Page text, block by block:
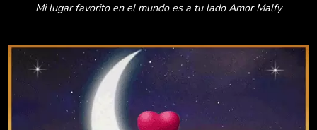
Mi lugar favorito en el mundo es a tu lado Amor Malfy